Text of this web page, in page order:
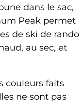
dans le sac,
Peak permet
de ski de rando
au sec, et
couleurs faits
ne sont pas